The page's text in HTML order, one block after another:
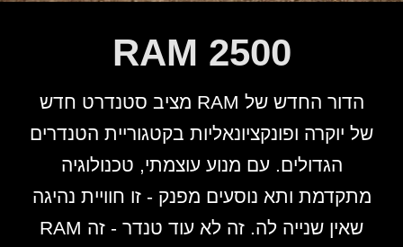
RAM 2500
הדור החדש של RAM מציב סטנדרט חדש
של יוקרה ופונקציונאליות בקטגוריית הטנדרים
הגדולים. עם מנוע עוצמתי, טכנולוגיה
מתקדמת ותא נוסעים מפנק - זו חוויית נהיגה
שאין שנייה לה. זה לא עוד טנדר - זה RAM